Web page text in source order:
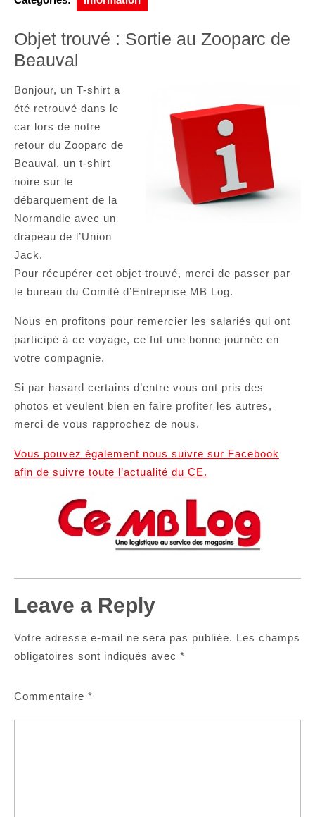
Objet trouvé : Sortie au Zooparc de
Beauval
Bonjour, un T-shirt a
été retrouvé dans le
car lors de notre
retour du Zooparc de
Beauval, un t-shirt
noire sur le
débarquement de la
Normandie avec un
drapeau de l’Union
Jack.
Pour récupérer cet objet trouvé, merci de passer par
le bureau du Comité d’Entreprise MB Log.
Nous en profitons pour remercier les salariés qui ont
participé à ce voyage, ce fut une bonne journée en
votre compagnie.
Si par hasard certains d’entre vous ont pris des
photos et veulent bien en faire profiter les autres,
merci de vous rapprochez de nous.
Vous pouvez également nous suivre sur Facebook
afin de suivre toute l’actualité du CE.
Leave a Reply
Votre adresse e-mail ne sera pas publiée. Les champs
obligatoires sont indiqués avec *
Commentaire *